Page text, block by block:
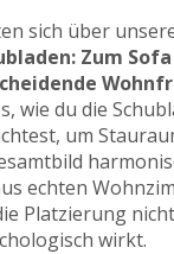
sich über
Zum
wie du die
um
echten
Platzierung
wirkt.